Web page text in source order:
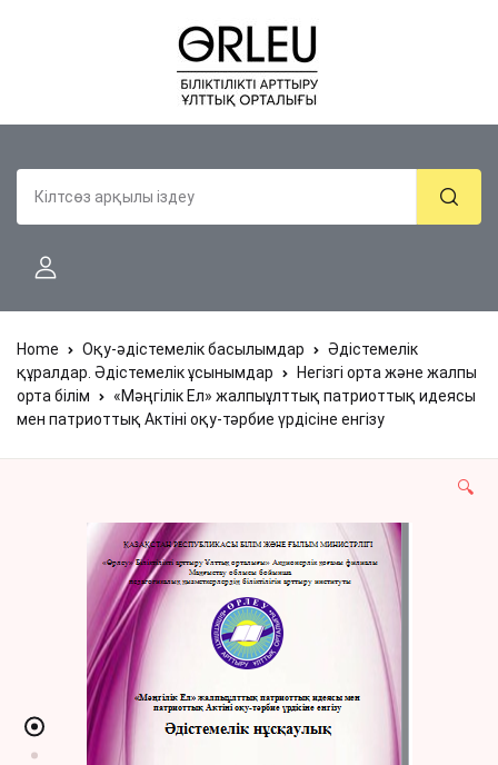
Home Оқу-әдістемелік басылымдар
Әдістемелік
құралдар. Әдістемелік ұсынымдар
Негізгі орта және жалпы
орта білім
«Мәңгілік Ел» жалпыұлттық патриоттық идеясы
мен патриоттық Актіні оқу-тәрбие үрдісіне енгізу
🔍